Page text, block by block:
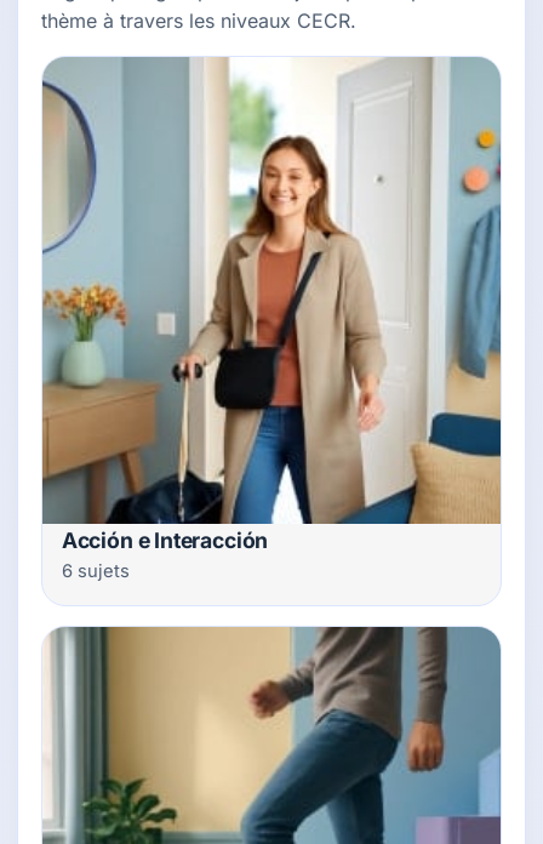
thème à travers les niveaux CECR.
Acción e Interacción
6 sujets